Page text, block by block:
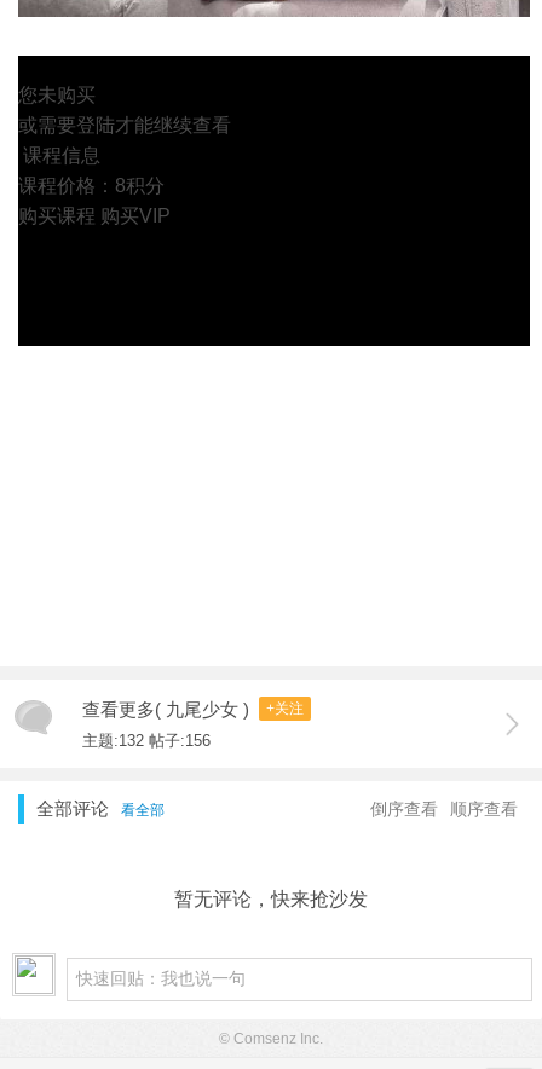
您未购买
或需要登陆才能继续查看
课程信息
课程价格：8积分
购买课程 购买VIP
查看更多( 九尾少女 ) +关注
主题:132 帖子:156
全部评论 看全部 顺序查看
倒序查看
暂无评论，快来抢沙发
© Comsenz Inc.